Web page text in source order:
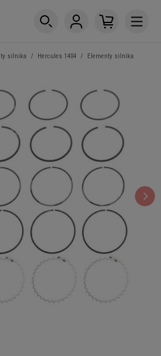
silnika / Hercules 1404 /
Elementy silnika